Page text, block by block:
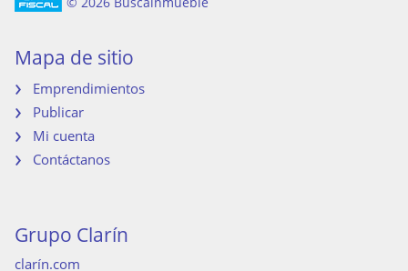
Mapa de sitio
Emprendimientos
Publicar
Mi cuenta
Contáctanos
Grupo Clarín
clarín.com